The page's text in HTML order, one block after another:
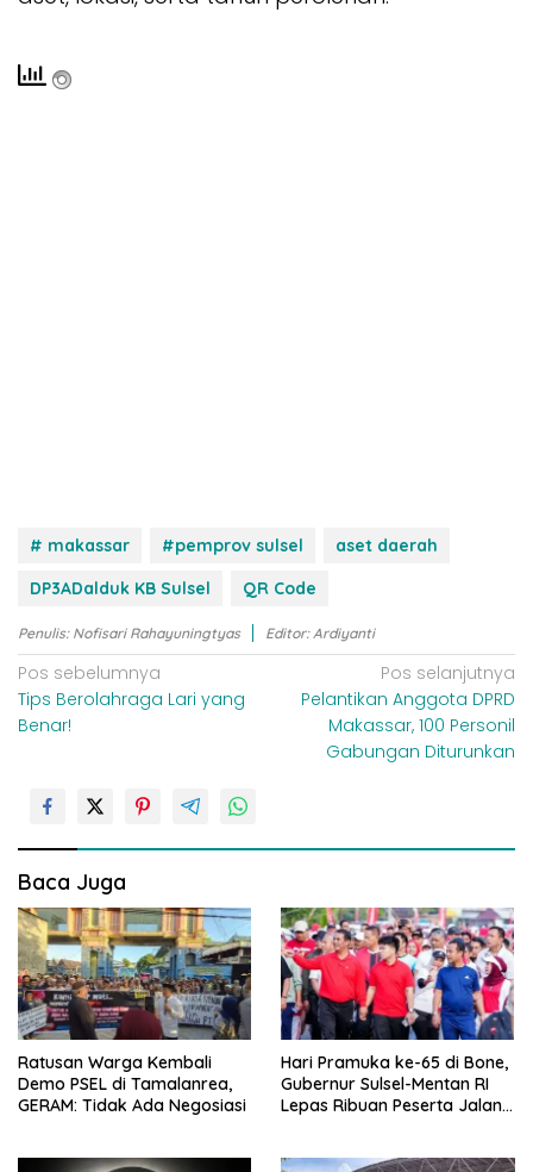
# makassar #pemprov sulsel
aset daerah
DP3ADalduk KB Sulsel
QR Code
Penulis: Nofisari Rahayuningtyas Editor: Ardiyanti
N
a
a
s
i
p
o
s
Pos sebelumnya
Tips Berolahraga Lari yang
Benar!
Pos selanjutnya
Pelantikan Anggota DPRD
Makassar, 100 Personil
Gabungan Diturunkan
Baca Juga
Ratusan Warga Kembali
Demo PSEL di Tamalanrea,
GERAM: Tidak Ada Negosiasi
Hari Pramuka ke-65 di Bone,
Gubernur Sulsel-Mentan RI
Lepas Ribuan Peserta Jalan